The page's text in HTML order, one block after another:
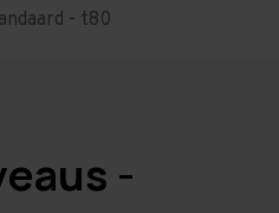
- t80
-